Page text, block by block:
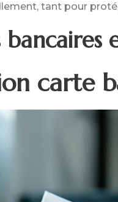
tant pour
carte